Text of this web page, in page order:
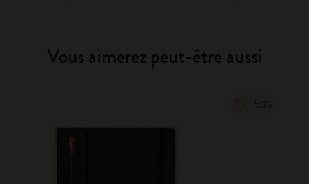
Vous aimerez peut-être aussi